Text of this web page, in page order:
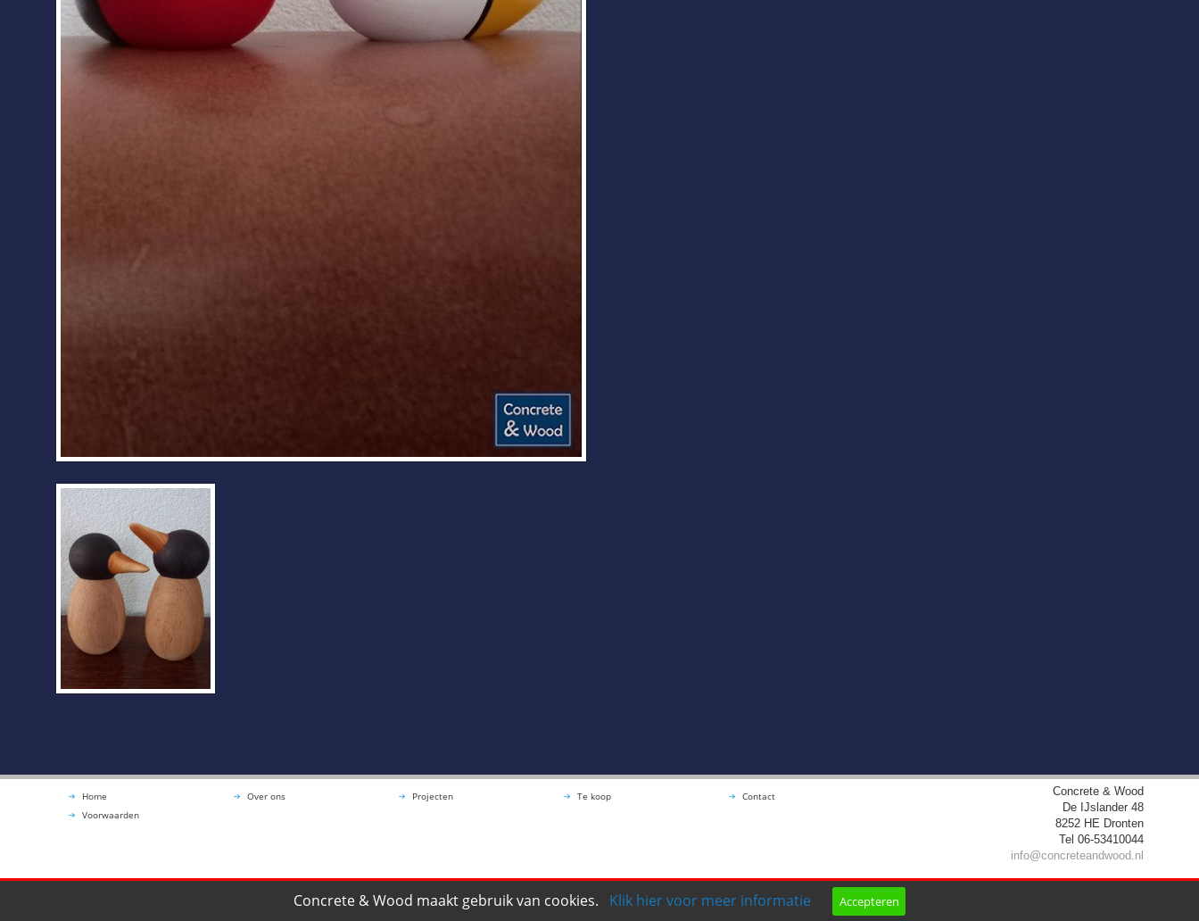
Home
Voorwaarden
Over ons Projecten Te koop Contact
Concrete & Wood
De IJslander 48
8252 HE Dronten
Tel 06-53410044
info@concreteandwood.nl
Concrete & Wood maakt gebruik van cookies. Klik hier voor meer informatie Accepteren